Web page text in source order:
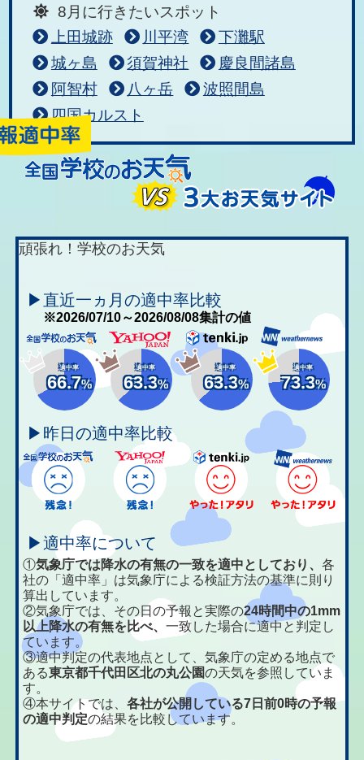
8月に行きたいスポット
上田城跡
川平湾
下灘駅
城ヶ島
須賀神社
慶良間諸島
阿智村
八ヶ岳
波照間島
四国カルスト
頑張れ！学校のお天気
▶直近一ヵ月の適中率比較
※2026/07/10～2026/08/08集計の値
適中率
66.7%
適中率
63.3%
適中率
63.3%
適中率
73.3%
▶昨日の適中率比較
▶適中率について
①気象庁では降水の有無の一致を適中としており、各
社の「適中率」は気象庁による検証方法の基準に則り
算出しています。
②気象庁では、その日の予報と実際の24時間中の1mm
以上降水の有無を比べ、一致した場合に適中と判定し
ています。
③適中判定の代表地点として、気象庁の定める地点で
ある東京都千代田区北の丸公園の天気を参照していま
す。
④本サイトでは、各社が公開している7日前0時の予報
の適中判定の結果を比較しています。